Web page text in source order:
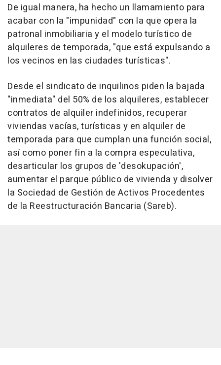
De igual manera, ha hecho un llamamiento para
acabar con la "impunidad" con la que opera la
patronal inmobiliaria y el modelo turístico de
alquileres de temporada, "que está expulsando a
los vecinos en las ciudades turísticas".
Desde el sindicato de inquilinos piden la bajada
"inmediata" del 50% de los alquileres, establecer
contratos de alquiler indefinidos, recuperar
viviendas vacías, turísticas y en alquiler de
temporada para que cumplan una función social,
así como poner fin a la compra especulativa,
desarticular los grupos de 'desokupación',
aumentar el parque público de vivienda y disolver
la Sociedad de Gestión de Activos Procedentes
de la Reestructuración Bancaria (Sareb).